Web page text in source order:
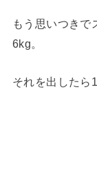
もう思いつきで
6kg。
それを出したら